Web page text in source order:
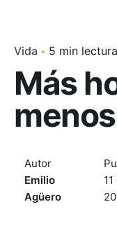
Vida 5 min lectura
Más
Autor
Emilio
Agüero